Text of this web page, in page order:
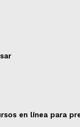
en línea para